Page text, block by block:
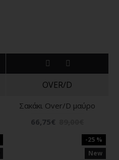
OVER/D
Σακάκι Over/D μαύρο
66,75€
New
-25 %